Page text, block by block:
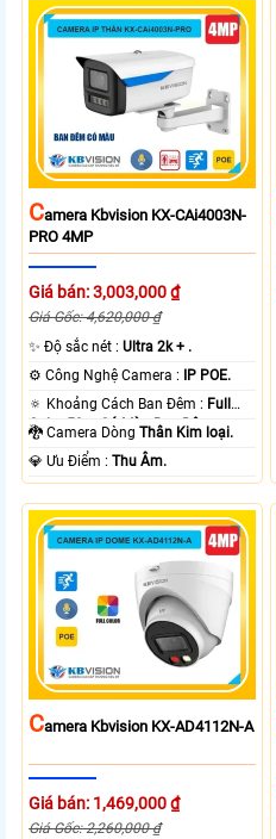
CAmera Kbvision KX-CAi4003N-
PRO 4MP
Giá bán: 3,003,000 ₫
Giá Gốc: 4,620,000 ₫
✨ Độ sắc nét :Ultra 2k + .
⚙ Công Nghệ Camera :
IP POE.
🔅 Khoảng Cách Ban Đêm : Full
Color 50m Có Màu Ban Ðêm.
🐉️ Camera DòngThân Kim loại.
️💎 Ưu Điểm :Thu Âm.
CAmera Kbvision KX-AD4112N-A
Giá bán: 1,469,000 ₫
Giá Gốc: 2,260,000 ₫